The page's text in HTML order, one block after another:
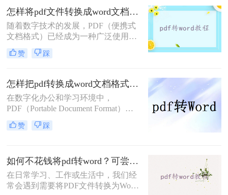
那么如何将pdf转word文档呢？本文将
介绍几种常见的方法来实现这一转换
过程。
怎样将pdf文件转换成word文档？这三种方法任你选择！
随着数字技术的发展，PDF（便携式
文档格式）已经成为一种广泛使用的
文件格式，用于共享文档而不改变其
外观。然而，在某些情况下，我们可
以便能够轻松地对其进行编辑。本文
将指导您怎样将pdf文件转换成word文
档。
赞 踩
怎样把pdf转换成word文档格式？这三种方法帮你轻松解决！
在数字化办公和学习环境中，
PDF（Portable Document Format）因
其跨平台兼容性和内容稳定性而广受
欢迎。然而，当需要编辑或修改PDF
个常见的需求。那么怎样把pdf转换成
word文档格式呢？本文将详细介绍几
种高效将PDF转换为Word文档的方
赞 踩
如何不花钱将pdf转word？可尝试这4种方法！
在日常学习、工作或生活中，我们经
常会遇到需要将PDF文件转换为Word